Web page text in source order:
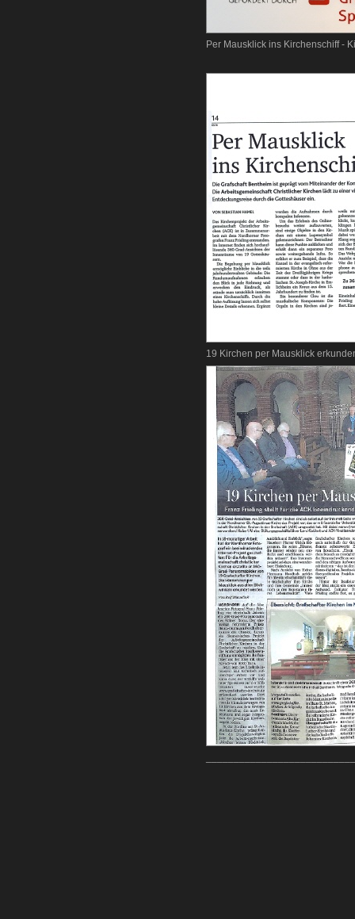
Per Mausklick ins Kirchenschiff -
19 Kirchen per Mausklick